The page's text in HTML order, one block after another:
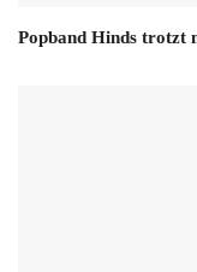
Popband Hinds trotzt